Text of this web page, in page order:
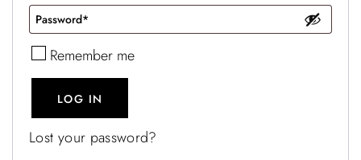
Remember me
LOG IN
Lost your password?